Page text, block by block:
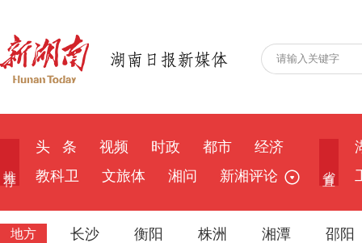
头 条 视频 时政 都市
经济
教科卫
文旅体 湘问 新湘评论
地方 长沙 衡阳 株洲 湘潭 邵阳